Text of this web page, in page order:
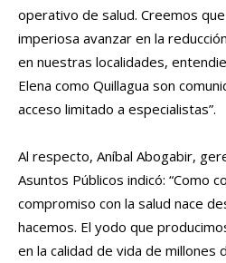
operativo de salud. Creemos
imperiosa avanzar en la
en nuestras localidades,
Elena como Quillagua son
acceso limitado a especialistas”.
Al respecto, Aníbal Abogabir,
Asuntos Públicos indicó: “Como
compromiso con la salud nace
hacemos. El yodo que
en la calidad de vida de millones